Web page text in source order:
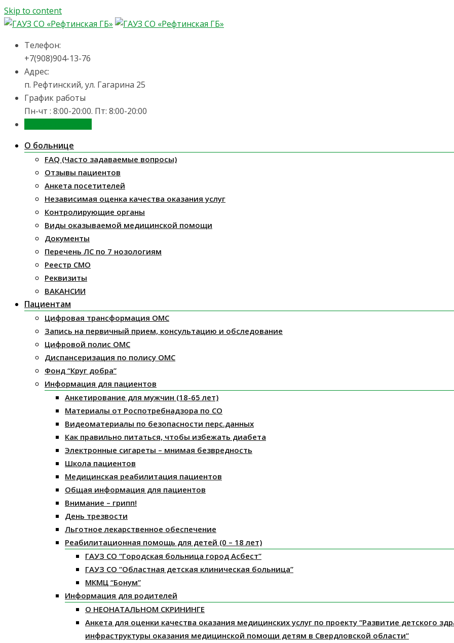
Skip to content
Телефон:
+7(908)904-13-76
Адрес:
п. Рефтинский, ул. Гагарина 25
График работы
Пн-чт : 8:00-20:00. Пт: 8:00-20:00
О больнице
FAQ (Часто задаваемые вопросы)
Отзывы пациентов
Анкета посетителей
Независимая оценка качества оказания услуг
Контролирующие органы
Виды оказываемой медицинской помощи
Документы
Перечень ЛС по 7 нозологиям
Реестр СМО
Реквизиты
ВАКАНСИИ
Пациентам
Цифровая трансформация ОМС
Запись на первичный прием, консультацию и обследование
Цифровой полис ОМС
Диспансеризация по полису ОМС
Фонд “Круг добра”
Информация для пациентов
Анкетирование для мужчин (18-65 лет)
Материалы от Роспотребнадзора по СО
Видеоматериалы по безопасности перс.данных
Как правильно питаться, чтобы избежать диабета
Электронные сигареты – мнимая безвредность
Школа пациентов
Медицинская реабилитация пациентов
Общая информация для пациентов
Внимание – грипп!
День трезвости
Льготное лекарственное обеспечение
Реабилитационная помощь для детей (0 – 18 лет)
ГАУЗ СО “Городская больница город Асбест”
ГАУЗ СО “Областная детская клиническая больница”
МКМЦ “Бонум”
Информация для родителей
О НЕОНАТАЛЬНОМ СКРИНИНГЕ
Анкета для оценки качества оказания медицинских услуг по проекту “Развитие детского
инфраструктуры оказания медицинской помощи детям в Свердловской области”